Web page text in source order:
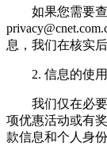
如果您需要查
息，我们在核实
2. 信息的使用
我们仅在必要
项优惠活动或有
款信息和个人身份